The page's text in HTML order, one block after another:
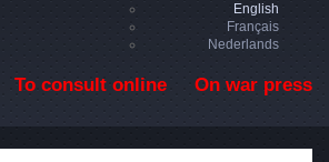
English
Français
Nederlands
To consult online On war press